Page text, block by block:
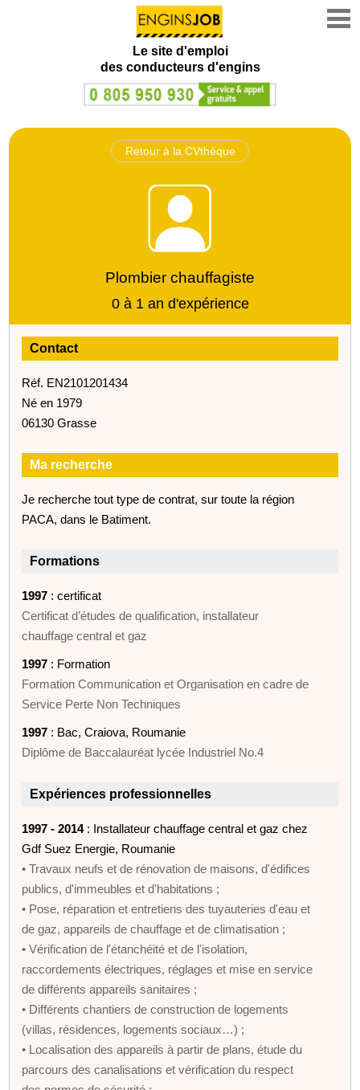
Le site d'emploi
des conducteurs d'engins
Retour à la CVthèque
Plombier chauffagiste
0 à 1 an d'expérience
Contact
Réf. EN2101201434
Né en 1979
06130 Grasse
Ma recherche
Je recherche tout type de contrat, sur toute la région
PACA, dans le Batiment.
Formations
1997 : certificat
Certificat d’études de qualification, installateur
chauffage central et gaz
1997 : Formation
Formation Communication et Organisation en cadre de
Service Perte Non Techniques
1997 : Bac, Craiova, Roumanie
Diplôme de Baccalauréat lycée Industriel No.4
Expériences professionnelles
1997 - 2014: Installateur chauffage central et gaz chez
Gdf Suez Energie, Roumanie
• Travaux neufs et de rénovation de maisons, d'édifices
publics, d'immeubles et d'habitations ;
• Pose, réparation et entretiens des tuyauteries d'eau et
de gaz, appareils de chauffage et de climatisation ;
• Vérification de l'étanchéité et de l'isolation,
raccordements électriques, réglages et mise en service
de différents appareils sanitaires ;
• Différents chantiers de construction de logements
(villas, résidences, logements sociaux…) ;
• Localisation des appareils à partir de plans, étude du
parcours des canalisations et vérification du respect